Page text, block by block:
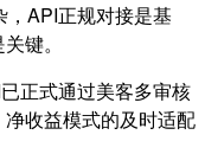
API正规对接是基
键。
正式通过美客多审核
收益模式的及时适配